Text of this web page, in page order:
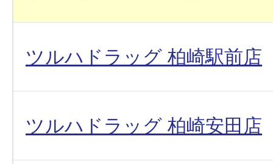
ツルハドラッグ 柏崎駅前店
ツルハドラッグ 柏崎安田店